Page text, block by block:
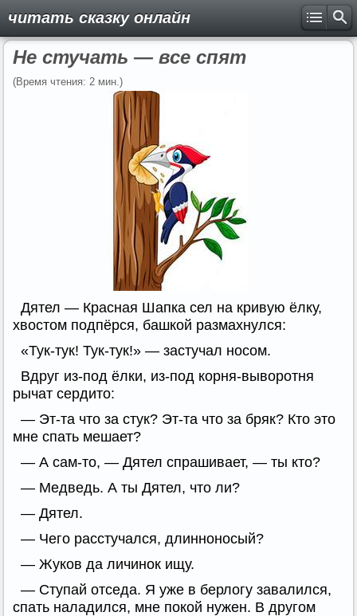
читать сказку онлайн
Не стучать — все спят
(Время чтения: 2 мин.)
Дятел — Красная Шапка сел на кривую ёлку,
хвостом подпёрся, башкой размахнулся:
«Тук-тук! Тук-тук!» — застучал носом.
Вдруг из-под ёлки, из-под корня-выворотня
рычат сердито:
— Эт-та что за стук? Эт-та что за бряк? Кто это
мне спать мешает?
— А сам-то, — Дятел спрашивает, — ты кто?
— Медведь. А ты Дятел, что ли?
— Дятел.
— Чего расстучался, длинноносый?
— Жуков да личинок ищу.
— Ступай отседа. Я уже в берлогу завалился,
спать наладился, мне покой нужен. В другом